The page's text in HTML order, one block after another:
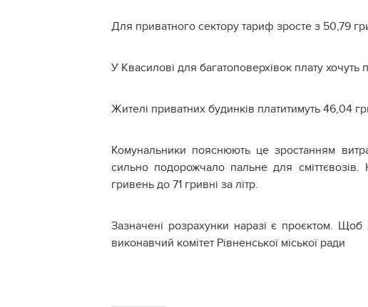
Для приватного сектору тариф зросте з 50,79
У Квасилові для багатоповерхівок плату хочуть
Жителі приватних будинків платитимуть 46,04
Комунальники пояснюють це зростанням
сильно подорожчало пальне для
гривень до 71 гривні за літр.
Зазначені розрахунки наразі є проєктом. Щоб
виконавчий комітет Рівненської міської ради